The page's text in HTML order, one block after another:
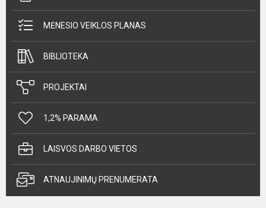
MĖNESIO VEIKLOS PLANAS
BIBLIOTEKA
PROJEKTAI
1,2% PARAMA
LAISVOS DARBO VIETOS
ATNAUJINIMŲ PRENUMERATA